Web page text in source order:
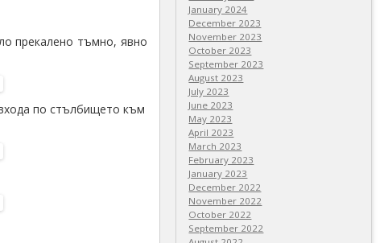
прекалено тъмно, явно
по стълбището към
January 2024
December 2023
November 2023
October 2023
September 2023
August 2023
July 2023
June 2023
May 2023
April 2023
March 2023
February 2023
January 2023
December 2022
November 2022
October 2022
September 2022